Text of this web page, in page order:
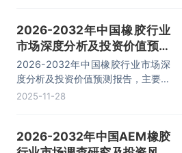
2026-2032年中国橡胶行业
市场深度分析及投资价值预测
报告
2026-2032年中国橡胶行业市场深
度分析及投资价值预测报告，主要包
括发展分析、制品业的发展、领域重
2025-11-28
2026-2032年中国AEM橡胶